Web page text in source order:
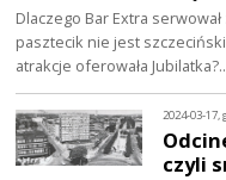
Dlaczego Bar Extra
pasztecik nie jest
atrakcje oferowała
2024-03-17,
czyli